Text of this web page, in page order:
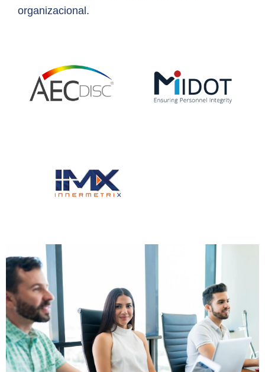
organizacional.